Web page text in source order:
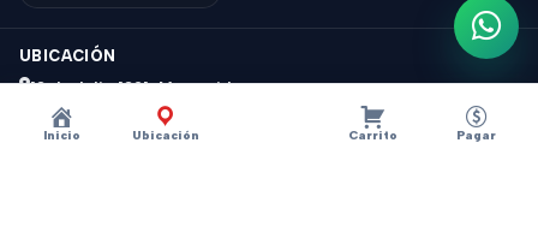
Inicio Ubicación Carrito Pagar
UBICACIÓN
18 de Julio 1831, Montevideo
Horario: 9 a 18 hs